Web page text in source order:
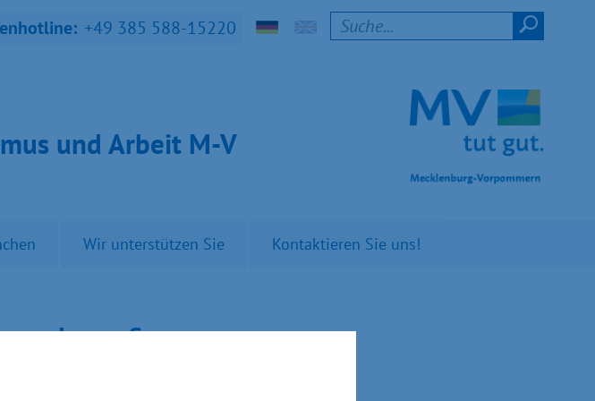
+49 385 588-15220
und Ar­beit M-V
Wir unterstützen Sie Kontaktieren Sie uns!